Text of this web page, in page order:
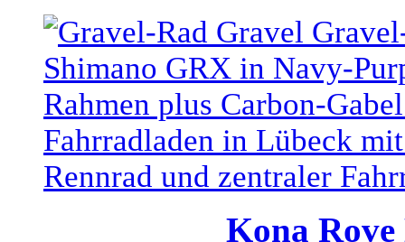
Kona